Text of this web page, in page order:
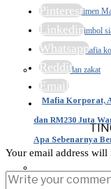
Mafia Korporat,
dan RM230 Juta
Apa Sebenarnya
Pinterest
Linkedin
Whatsapp
Reddit
Email
Your email address will